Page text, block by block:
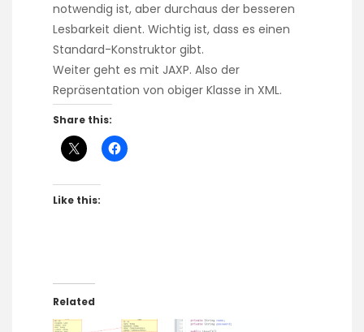
notwendig ist, aber durchaus der besseren
Lesbarkeit dient. Wichtig ist, dass es einen
Standard-Konstruktor gibt.
Weiter geht es mit JAXP. Also der
Repräsentation von obiger Klasse in XML.
Share this:
Like this:
Related